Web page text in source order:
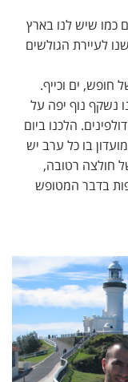
כמו שיש לנו בארץ
לעיירת הגולשים
חופש, ים וכייף.
נשקף נוף יפה על
הלכנו ביום
בו כל ערב יש
חולצה רטובה,
בדבר המטופש